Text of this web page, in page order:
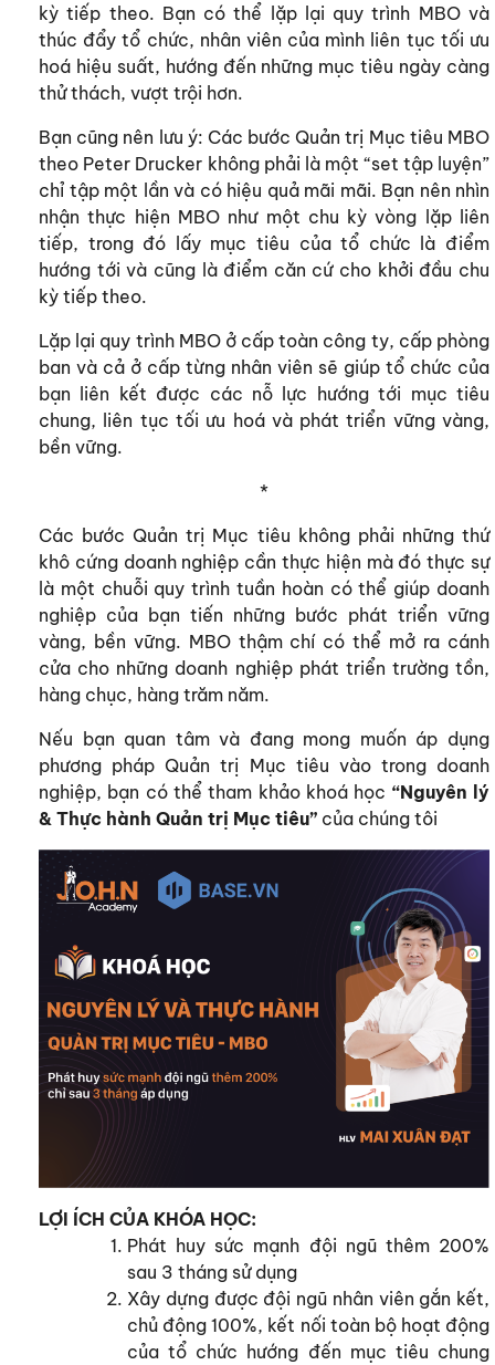
kỳ tiếp theo. Bạn có thể lặp lại quy trình MBO và
thúc đẩy tổ chức, nhân viên của mình liên tục tối ưu
hoá hiệu suất, hướng đến những mục tiêu ngày càng
thử thách, vượt trội hơn.
Bạn cũng nên lưu ý: Các bước Quản trị Mục tiêu MBO
theo Peter Drucker không phải là một “set tập luyện”
chỉ tập một lần và có hiệu quả mãi mãi. Bạn nên nhìn
nhận thực hiện MBO như một chu kỳ vòng lặp liên
tiếp, trong đó lấy mục tiêu của tổ chức là điểm
hướng tới và cũng là điểm căn cứ cho khởi đầu chu
kỳ tiếp theo.
Lặp lại quy trình MBO ở cấp toàn công ty, cấp phòng
ban và cả ở cấp từng nhân viên sẽ giúp tổ chức của
bạn liên kết được các nỗ lực hướng tới mục tiêu
chung, liên tục tối ưu hoá và phát triển vững vàng,
bền vững.
*
Các bước Quản trị Mục tiêu không phải những thứ
khô cứng doanh nghiệp cần thực hiện mà đó thực sự
là một chuỗi quy trình tuần hoàn có thể giúp doanh
nghiệp của bạn tiến những bước phát triển vững
vàng, bền vững. MBO thậm chí có thể mở ra cánh
cửa cho những doanh nghiệp phát triển trường tồn,
hàng chục, hàng trăm năm.
Nếu bạn quan tâm và đang mong muốn áp dụng
phương pháp Quản trị Mục tiêu vào trong doanh
nghiệp, bạn có thể tham khảo khoá học “Nguyên lý
& Thực hành Quản trị Mục tiêu” của chúng tôi
LỢI ÍCH CỦA KHÓA HỌC:
Phát huy sức mạnh đội ngũ thêm 200%
sau 3 tháng sử dụng
Xây dựng được đội ngũ nhân viên gắn kết,
chủ động 100%, kết nối toàn bộ hoạt động
của tổ chức hướng đến mục tiêu chung